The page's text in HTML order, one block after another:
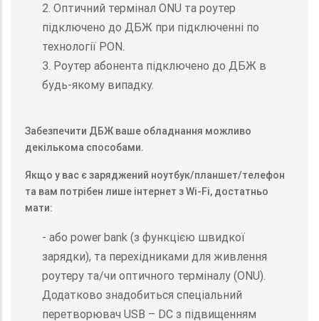
2. Оптичний термінал ONU та роутер
підключено до ДБЖ при підключенні по
технології PON.
3. Роутер абонента підключено до ДБЖ в
будь-якому випадку.
Забезпечити ДБЖ ваше обладнання можливо
декількома способами.
Якщо у вас є заряджений ноутбук/планшет/телефон
та вам потрібен лише інтернет з Wi-Fi, достатньо
мати:
- або power bank (з функцією швидкої
зарядки), та перехідниками для живлення
роутеру та/чи оптичного терміналу (ONU).
Додатково знадобиться спеціальний
перетворювач USB – DC з підвищенням